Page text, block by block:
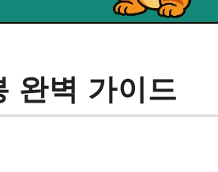
완벽 가이드